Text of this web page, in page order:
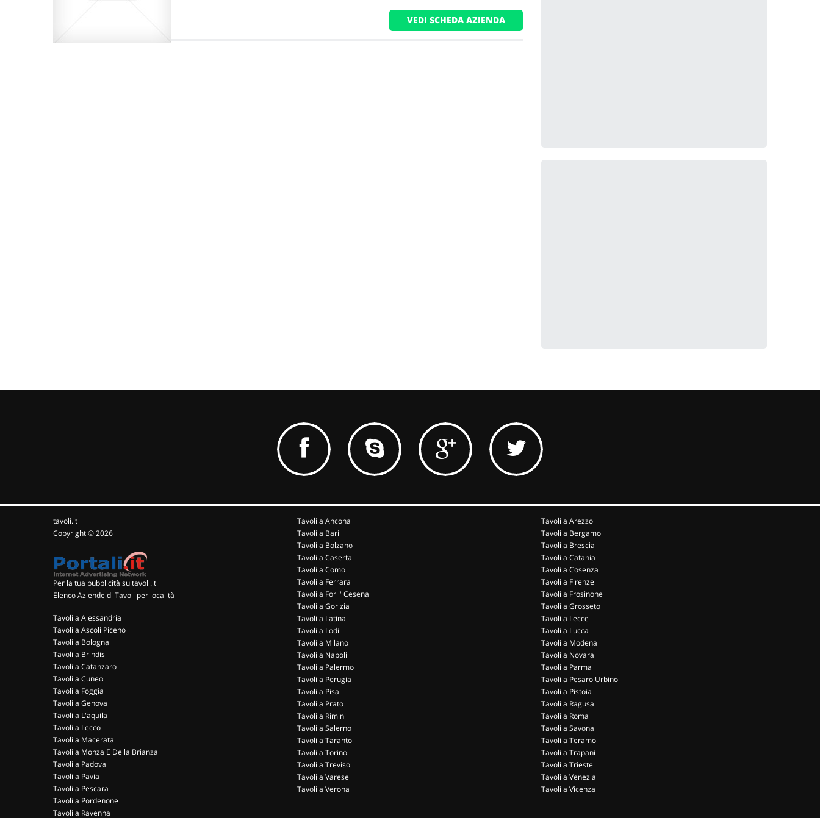
VEDI SCHEDA AZIENDA
tavoli.it
Copyright © 2026
Per la tua pubblicità su tavoli.it
Elenco Aziende di Tavoli per località
Tavoli a Alessandria
Tavoli a Ascoli Piceno
Tavoli a Bologna
Tavoli a Brindisi
Tavoli a Catanzaro
Tavoli a Cuneo
Tavoli a Foggia
Tavoli a Genova
Tavoli a L'aquila
Tavoli a Lecco
Tavoli a Macerata
Tavoli a Monza E Della Brianza
Tavoli a Padova
Tavoli a Pavia
Tavoli a Pescara
Tavoli a Pordenone
Tavoli a Ravenna
Tavoli a Ancona
Tavoli a Bari
Tavoli a Bolzano
Tavoli a Caserta
Tavoli a Como
Tavoli a Ferrara
Tavoli a Forli' Cesena
Tavoli a Gorizia
Tavoli a Latina
Tavoli a Lodi
Tavoli a Milano
Tavoli a Napoli
Tavoli a Palermo
Tavoli a Perugia
Tavoli a Pisa
Tavoli a Prato
Tavoli a Rimini
Tavoli a Salerno
Tavoli a Taranto
Tavoli a Torino
Tavoli a Treviso
Tavoli a Varese
Tavoli a Verona
Tavoli a Arezzo
Tavoli a Bergamo
Tavoli a Brescia
Tavoli a Catania
Tavoli a Cosenza
Tavoli a Firenze
Tavoli a Frosinone
Tavoli a Grosseto
Tavoli a Lecce
Tavoli a Lucca
Tavoli a Modena
Tavoli a Novara
Tavoli a Parma
Tavoli a Pesaro Urbino
Tavoli a Pistoia
Tavoli a Ragusa
Tavoli a Roma
Tavoli a Savona
Tavoli a Teramo
Tavoli a Trapani
Tavoli a Trieste
Tavoli a Venezia
Tavoli a Vicenza